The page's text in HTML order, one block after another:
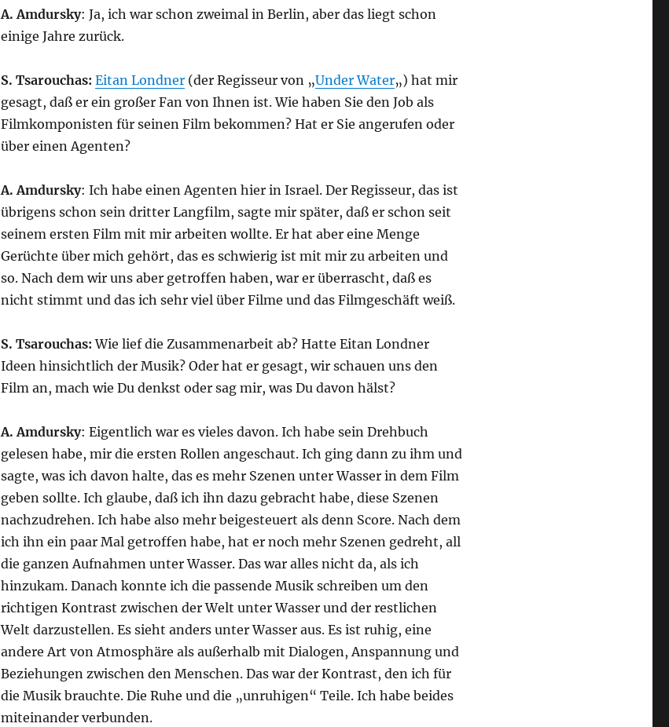
A. Amdursky: Ja, ich war schon zweimal in Berlin, aber das liegt schon
einige Jahre zurück.
S. Tsarouchas: Eitan Londner (der Regisseur von „Under Water„) hat mir
gesagt, daß er ein großer Fan von Ihnen ist. Wie haben Sie den Job als
Filmkomponisten für seinen Film bekommen? Hat er Sie angerufen oder
über einen Agenten?
A. Amdursky: Ich habe einen Agenten hier in Israel. Der Regisseur, das ist
übrigens schon sein dritter Langfilm, sagte mir später, daß er schon seit
seinem ersten Film mit mir arbeiten wollte. Er hat aber eine Menge
Gerüchte über mich gehört, das es schwierig ist mit mir zu arbeiten und
so. Nach dem wir uns aber getroffen haben, war er überrascht, daß es
nicht stimmt und das ich sehr viel über Filme und das Filmgeschäft weiß.
S. Tsarouchas: Wie lief die Zusammenarbeit ab? Hatte Eitan Londner
Ideen hinsichtlich der Musik? Oder hat er gesagt, wir schauen uns den
Film an, mach wie Du denkst oder sag mir, was Du davon hälst?
A. Amdursky: Eigentlich war es vieles davon. Ich habe sein Drehbuch
gelesen habe, mir die ersten Rollen angeschaut. Ich ging dann zu ihm und
sagte, was ich davon halte, das es mehr Szenen unter Wasser in dem Film
geben sollte. Ich glaube, daß ich ihn dazu gebracht habe, diese Szenen
nachzudrehen. Ich habe also mehr beigesteuert als denn Score. Nach dem
ich ihn ein paar Mal getroffen habe, hat er noch mehr Szenen gedreht, all
die ganzen Aufnahmen unter Wasser. Das war alles nicht da, als ich
hinzukam. Danach konnte ich die passende Musik schreiben um den
richtigen Kontrast zwischen der Welt unter Wasser und der restlichen
Welt darzustellen. Es sieht anders unter Wasser aus. Es ist ruhig, eine
andere Art von Atmosphäre als außerhalb mit Dialogen, Anspannung und
Beziehungen zwischen den Menschen. Das war der Kontrast, den ich für
die Musik brauchte. Die Ruhe und die „unruhigen“ Teile. Ich habe beides
miteinander verbunden.